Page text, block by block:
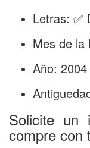
Letras: ✅
Mes de la
Año: 2004
Solicite un
compre con